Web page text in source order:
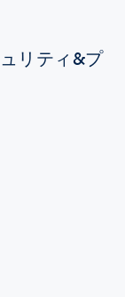
リティ&プ